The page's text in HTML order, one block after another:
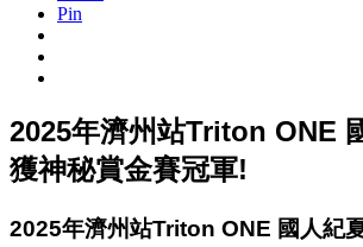
Pin
2025年濟州站Triton ONE
獲神秘賞金賽冠軍!
2025年濟州站Triton ONE 國人紀